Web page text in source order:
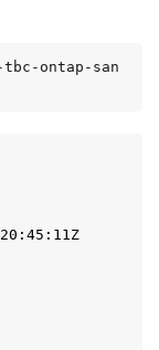
ontap-san